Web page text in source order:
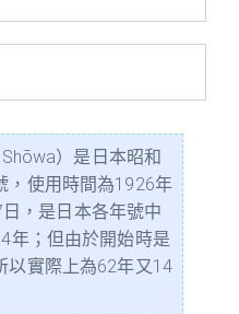
）是日本昭和
，使用時間為1926年
，是日本各年號中
年；但由於開始時是
以實際上為62年又14